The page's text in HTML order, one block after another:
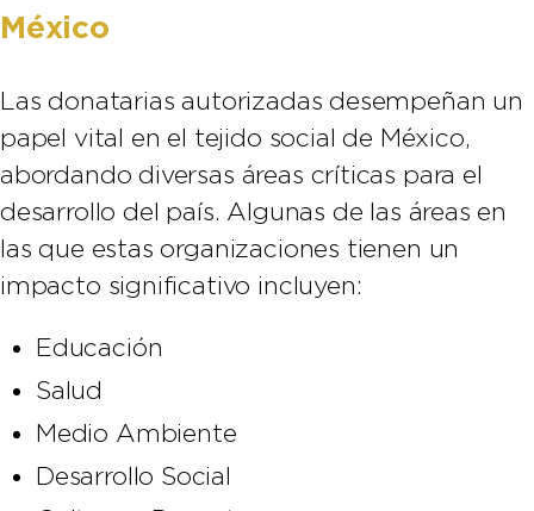
México
Las donatarias autorizadas desempeñan un
papel vital en el tejido social de México,
abordando diversas áreas críticas para el
desarrollo del país. Algunas de las áreas en
las que estas organizaciones tienen un
impacto significativo incluyen:
Educación
Salud
Medio Ambiente
Desarrollo Social